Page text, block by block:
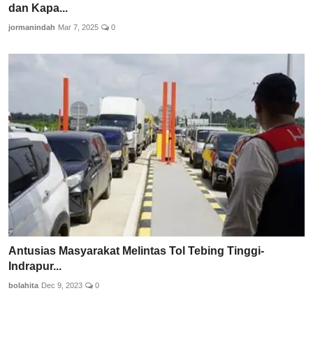
dan Kapa...
jormanindah Mar 7, 2025 0
Antusias Masyarakat Melintas Tol Tebing Tinggi-
Indrapur...
bolahita Dec 9, 2023 0